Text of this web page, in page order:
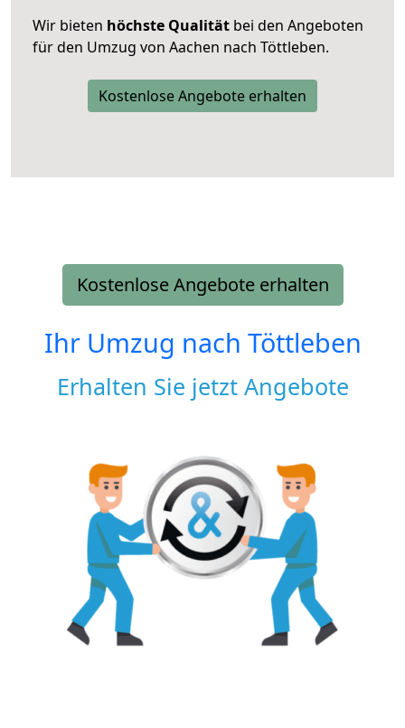
Wir bieten höchste Qualität bei den Angeboten
für den Umzug von Aachen nach Töttleben.
Kostenlose Angebote erhalten
Kostenlose Angebote erhalten
Ihr Umzug nach Töttleben
Erhalten Sie jetzt Angebote